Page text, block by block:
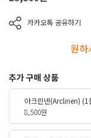
카카오톡 공유하기
원하
추가 구매 상품
아크린넨(Arclinen)
8,500원